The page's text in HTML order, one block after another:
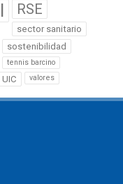
RSE
sector sanitario
sostenibilidad
tennis barcino
UIC valores